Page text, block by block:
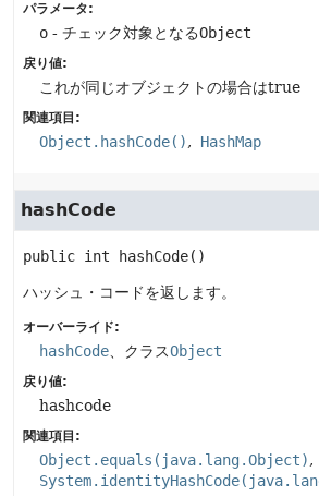
パラメータ:
o - チェック対象となるObject
戻り値:
これが同じオブジェクトの場合はtrue
関連項目:
Object.hashCode() HashMap
hashCode
public int hashCode()
ハッシュ・コードを返します。
オーバーライド:
hashCode 、クラスObject
戻り値:
hashcode
関連項目:
Object.equals(java.lang.Object)